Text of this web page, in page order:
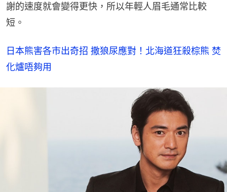
謝的速度就會變得更快，所以年輕人眉毛通常比較
短。
日本熊害各市出奇招 撒狼尿應對！北海道狂殺棕熊 焚
化爐唔夠用